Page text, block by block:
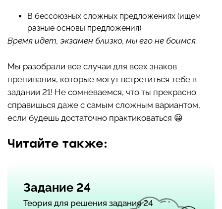
В бессоюзных сложных предложениях (ищем
разные основы предложения)
Время идет, экзамен близко, мы его не боимся.
Мы разобрали все случаи для всех знаков
препинания, которые могут встретиться тебе в
задании 21! Не сомневаемся, что ты прекрасно
справишься даже с самым сложным вариантом,
если будешь достаточно практиковаться 😀
Читайте также:
Задание 24
Теория для решения задания 24